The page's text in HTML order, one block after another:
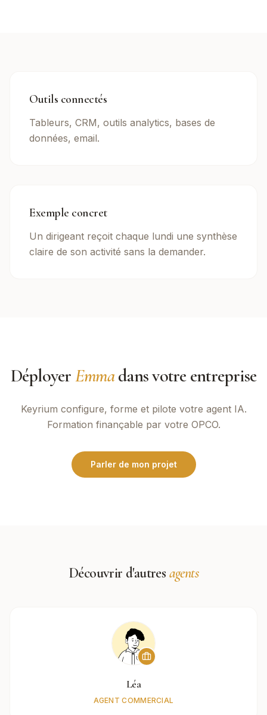
Outils connectés
Tableurs, CRM, outils analytics, bases de
données, email.
Exemple concret
Un dirigeant reçoit chaque lundi une synthèse
claire de son activité sans la demander.
DéployerEmmadans votre entreprise
Keyrium configure, forme et pilote votre agent IA.
Formation finançable par votre OPCO.
Parler de mon projet
Découvrir d'autres agents
Léa
AGENT COMMERCIAL